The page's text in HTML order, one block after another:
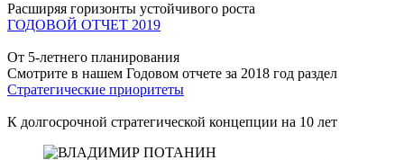
Расширяя горизонты устойчивого роста
ГОДОВОЙ ОТЧЕТ 2019
От 5-летнего планирования
Смотрите в нашем Годовом отчете за 2018 год раздел
Стратегические приоритеты
К долгосрочной стратегической концепции на 10 лет